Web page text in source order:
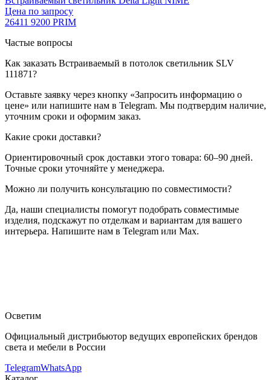
Цена по запросу
26411 9200 PRIM
Частые вопросы
Как заказать Встраиваемый в потолок светильник SLV
111871?
Оставьте заявку через кнопку «Запросить информацию о
цене» или напишите нам в Telegram. Мы подтвердим наличие,
уточним сроки и оформим заказ.
Какие сроки доставки?
Ориентировочный срок доставки этого товара: 60–90 дней.
Точные сроки уточняйте у менеджера.
Можно ли получить консультацию по совместимости?
Да, наши специалисты помогут подобрать совместимые
изделия, подскажут по отделкам и вариантам для вашего
интерьера. Напишите нам в Telegram или Max.
Осветим
Официальный дистрибьютор ведущих европейских брендов
света и мебели в России
TelegramWhatsApp